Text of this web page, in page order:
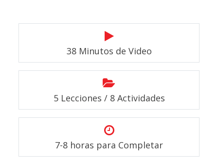
38 Minutos de Video
5 Lecciones / 8 Actividades
7-8 horas para Completar